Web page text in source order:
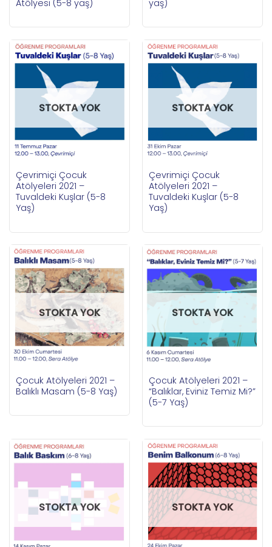
Atölyesi (5-8 yaş)
yaş)
STOKTA YOK
Çevrimiçi Çocuk
Atölyeleri 2021 –
Tuvaldeki Kuşlar (5-8
Yaş)
STOKTA YOK
Çevrimiçi Çocuk
Atölyeleri 2021 –
Tuvaldeki Kuşlar (5-8
Yaş)
STOKTA YOK
Çocuk Atölyeleri 2021 –
Balıklı Masam (5-8 Yaş)
STOKTA YOK
Çocuk Atölyeleri 2021 –
“Balıklar, Eviniz Temiz Mi?”
(5-7 Yaş)
STOKTA YOK STOKTA YOK